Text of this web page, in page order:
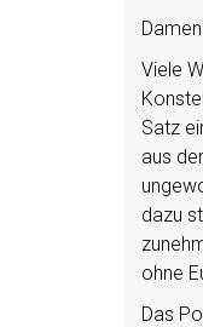
Viele
Satz
aus
dazu
ohne
Das